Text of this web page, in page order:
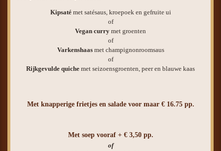
Kipsatémet satésaus, kroepoek en gefruite ui
of
Vegan curry met groenten
of
Varkenshaasmet champignonroomsaus
of
Rijkgevulde quiche met seizoensgroenten, peer en blauwe kaas
Met knapperige frietjes en salade voor maar € 16.75 pp.
Met soep vooraf + € 3,50 pp.
of